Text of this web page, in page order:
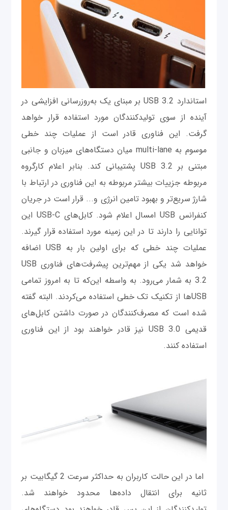
استاندارد USB 3.2 بر مبنای یک به‌روزرسانی افزایشی در
آینده از سوی تولیدکنندگان مورد استفاده قرار خواهد
گرفت. این فناوری قادر است از عملیات چند خطی
موسوم به multi-lane میان دستگاه‌های میزبان و جانبی
مبتنی بر USB 3.2 پشتیبانی کند. بنابر اعلام کارگروه
مربوطه جزییات بیشتر مربوطه به این فناوری در ارتباط با
شارژ سریع‌تر و بهبود تامین انرژی و... قرار است در جریان
کنفرانس USB امسال اعلام شود. کابل‌های USB-C این
توانایی را دارند تا در این زمینه مورد استفاده قرار گیرند.
عملیات چند خطی که برای اولین بار به USB اضافه
خواهد شد یکی از مهم‌ترین پیشرفت‌های فناوری USB
3.2 به شمار می‌رود. به واسطه این‌که تا به امروز تمامی
USBها از تکنیک تک خطی استفاده می‌کردند. البته گفته
شده است که مصرف‌کنندگان در صورت داشتن کابل‌‌های
قدیمی USB 3.0 نیز قادر خواهند بود از این فناوری
استفاده کنند.
اما در این حالت کاربران به حداکثر سرعت 2 گیگابیت بر
ثانیه برای انتقال داده‌ها محدود خواهند شد.